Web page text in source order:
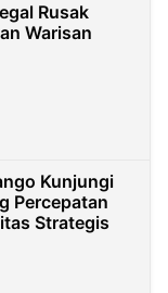
Rusak
Warisan
Kunjungi
Percepatan
Strategis